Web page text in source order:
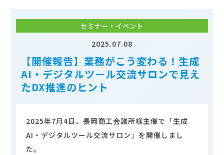
賛同団体・サポート企業様向け
セミナー・イベント
2025.07.08
【開催報告】業務がこう変わる！生成
AI・デジタルツール交流サロンで見え
たDX推進のヒント
2025年7月4日、長岡商工会議所様主催で「生成
AI・デジタルツール交流サロン」を開催しまし
た。